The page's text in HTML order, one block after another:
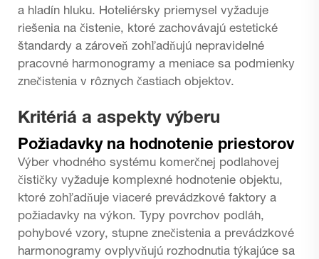
a hladín hluku. Hoteliérsky priemysel vyžaduje
riešenia na čistenie, ktoré zachovávajú estetické
štandardy a zároveň zohľadňujú nepravidelné
pracovné harmonogramy a meniace sa podmienky
znečistenia v rôznych častiach objektov.
Kritériá a aspekty výberu
Požiadavky na hodnotenie priestorov
Výber vhodného systému komerčnej podlahovej
čističky vyžaduje komplexné hodnotenie objektu,
ktoré zohľadňuje viaceré prevádzkové faktory a
požiadavky na výkon. Typy povrchov podláh,
pohybové vzory, stupne znečistenia a prevádzkové
harmonogramy ovplyvňujú rozhodnutia týkajúce sa